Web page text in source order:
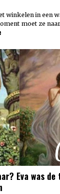
winkelen in een
moet ze
Eva was de